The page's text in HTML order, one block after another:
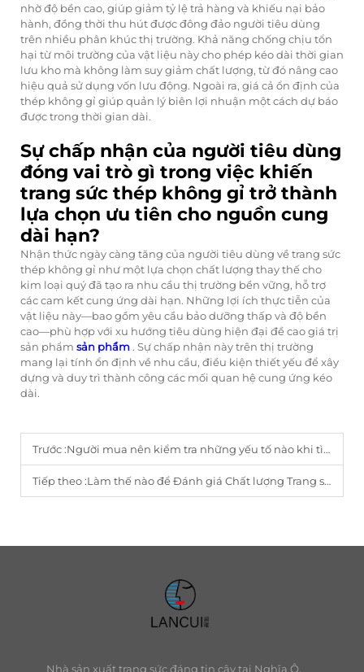
nhờ độ bền cao, giúp giảm tỷ lệ trả hàng và khiếu nại bảo
hành, đồng thời thu hút được đông đảo người tiêu dùng
trên nhiều phân khúc thị trường. Khả năng chống chịu tổn
hại từ môi trường của vật liệu này cho phép kéo dài thời gian
lưu kho mà không làm suy giảm chất lượng, từ đó nâng cao
hiệu quả sử dụng vốn lưu động. Ngoài ra, giá cả ổn định của
thép không gỉ giúp quản lý biên lợi nhuận một cách dự báo
được trong thời gian dài.
Sự chấp nhận của người tiêu dùng
đóng vai trò gì trong việc khiến
trang sức thép không gỉ trở thành
lựa chọn ưu tiên cho nguồn cung
dài hạn?
Nhận thức ngày càng tăng của người tiêu dùng về trang sức
thép không gỉ như một lựa chọn chất lượng thay thế cho
kim loại quý đã tạo ra nhu cầu thị trường bền vững, hỗ trợ
các cam kết cung ứng dài hạn. Những lợi ích thực tiễn của
vật liệu này—bao gồm yêu cầu bảo dưỡng thấp và độ bền
cao—phù hợp với xu hướng tiêu dùng hiện đại đề cao giá trị
sản phẩm sản phẩm . Sự chấp nhận này trên thị trường
mang lại tính ổn định về nhu cầu, điều kiện thiết yếu để xây
dựng và duy trì thành công các mối quan hệ cung ứng kéo
dài.
Trước :Người mua nên kiểm tra những yếu tố nào khi tìm nhà máy sản xuất vòng tay bện?
Tiếp theo :Làm thế nào để Đánh giá Chất lượng Trang sức Thép Không gỉ dành cho Người Mua B2B?
Nhà sản xuất trang sức đáng tin cậy tại Nghĩa Ô,